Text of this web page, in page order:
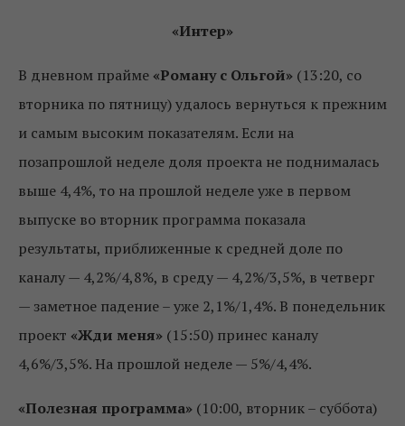
«Интер»
В дневном прайме «Роману с Ольгой» (13:20, со
вторника по пятницу) удалось вернуться к прежним
и самым высоким показателям. Если на
позапрошлой неделе доля проекта не поднималась
выше 4,4%, то на прошлой неделе уже в первом
выпуске во вторник программа показала
результаты, приближенные к средней доле по
каналу — 4,2%/4,8%, в среду — 4,2%/3,5%, в четверг
— заметное падение – уже 2,1%/1,4%. В понедельник
проект «Жди меня» (15:50) принес каналу
4,6%/3,5%. На прошлой неделе — 5%/4,4%.
«Полезная программа» (10:00, вторник – суббота)